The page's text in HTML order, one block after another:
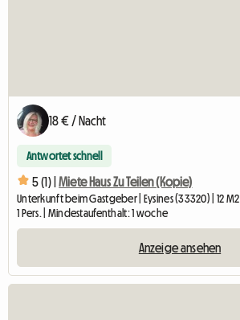
18 € / Nacht
Antwortet schnell
5 (1) | Miete Haus Zu Teilen (Kopie)
Unterkunft beim Gastgeber | Eysines (33320) | 12 M2
1 Pers. | Mindestaufenthalt: 1 woche
Anzeige ansehen